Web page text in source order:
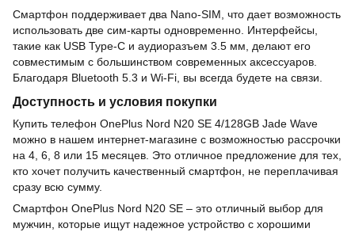
Смартфон поддерживает два Nano-SIM, что дает возможность
использовать две сим-карты одновременно. Интерфейсы,
такие как USB Type-C и аудиоразъем 3.5 мм, делают его
совместимым с большинством современных аксессуаров.
Благодаря Bluetooth 5.3 и Wi-Fi, вы всегда будете на связи.
Доступность и условия покупки
Купить телефон OnePlus Nord N20 SE 4/128GB Jade Wave
можно в нашем интернет-магазине с возможностью рассрочки
на 4, 6, 8 или 15 месяцев. Это отличное предложение для тех,
кто хочет получить качественный смартфон, не переплачивая
сразу всю сумму.
Смартфон OnePlus Nord N20 SE – это отличный выбор для
мужчин, которые ищут надежное устройство с хорошими